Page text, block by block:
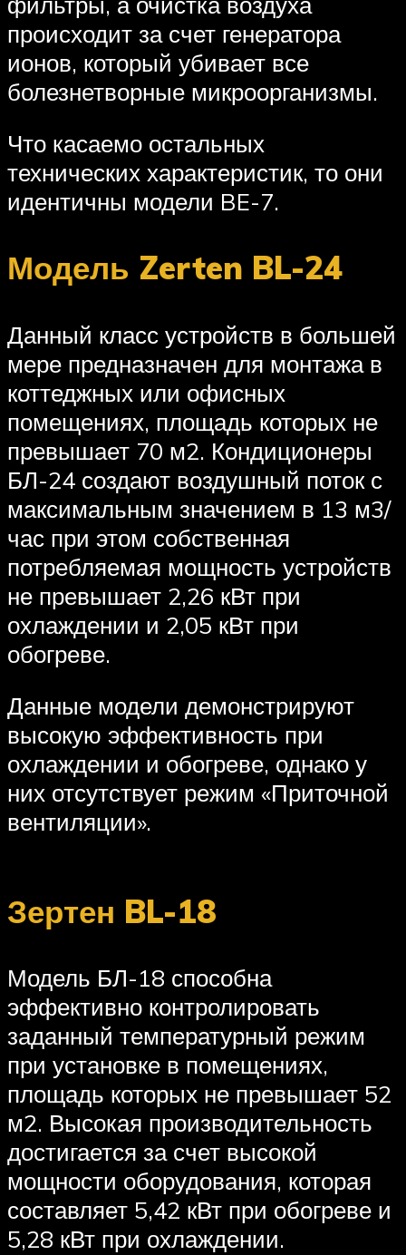
происходит за счет генератора
ионов, который убивает все
болезнетворные микроорганизмы.
Что касаемо остальных
технических характеристик, то они
идентичны модели BE-7.
Модель Zerten BL-24
Данный класс устройств в большей
мере предназначен для монтажа в
коттеджных или офисных
помещениях, площадь которых не
превышает 70 м2. Кондиционеры
БЛ-24 создают воздушный поток с
максимальным значением в 13 м3/
час при этом собственная
потребляемая мощность устройств
не превышает 2,26 кВт при
охлаждении и 2,05 кВт при
обогреве.
Данные модели демонстрируют
высокую эффективность при
охлаждении и обогреве, однако у
них отсутствует режим «Приточной
вентиляции».
Зертен BL-18
Модель БЛ-18 способна
эффективно контролировать
заданный температурный режим
при установке в помещениях,
площадь которых не превышает 52
м2. Высокая производительность
достигается за счет высокой
мощности оборудования, которая
составляет 5,42 кВт при обогреве и
5,28 кВт при охлаждении.